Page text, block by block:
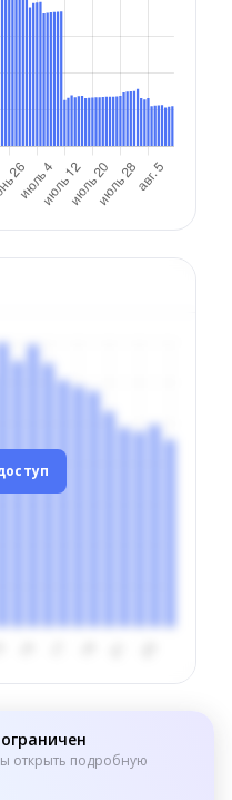
открыть подробную